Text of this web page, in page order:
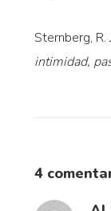
Sternberg, R.
intimidad,
4